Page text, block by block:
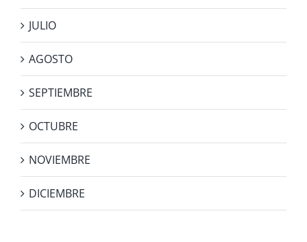
JULIO
AGOSTO
SEPTIEMBRE
OCTUBRE
NOVIEMBRE
DICIEMBRE